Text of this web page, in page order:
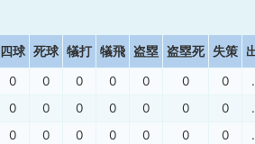
四球 死球 犠打 犠飛 盗塁 盗塁死 失策
0 0 0 0 0 0 0
0 0 0 0 0 0 0
0 0 0 0 0 0 0